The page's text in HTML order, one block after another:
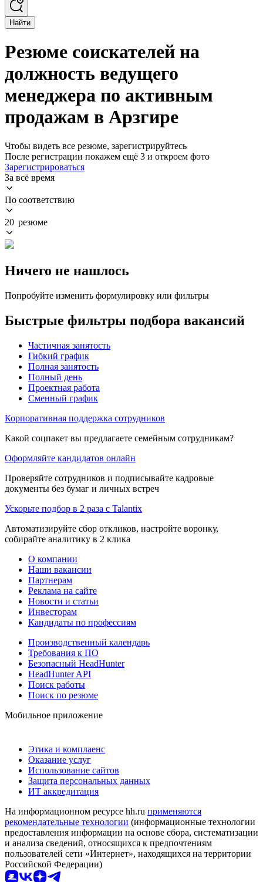
Найти
Резюме соискателей на
должность ведущего
менеджера по активным
продажам в Арзгире
Чтобы видеть все резюме, зарегистрируйтесь
После регистрации покажем ещё 3 и откроем фото
Зарегистрироваться
За всё время
По соответствию
20 резюме
Ничего не нашлось
Попробуйте изменить формулировку или фильтры
Быстрые фильтры подбора вакансий
Частичная занятость
Гибкий график
Полная занятость
Полный день
Проектная работа
Сменный график
Корпоративная поддержка сотрудников
Какой соцпакет вы предлагаете семейным сотрудникам?
Оформляйте кандидатов онлайн
Проверяйте сотрудников и подписывайте кадровые
документы без бумаг и личных встреч
Ускорьте подбор в 2 раза с Talantix
Автоматизируйте сбор откликов, настройте воронку,
собирайте аналитику в 2 клика
О компании
Наши вакансии
Партнерам
Реклама на сайте
Новости и статьи
Инвесторам
Кандидаты по профессиям
Производственный календарь
Требования к ПО
Безопасный HeadHunter
HeadHunter API
Поиск работы
Поиск по резюме
Мобильное приложение
Этика и комплаенс
Оказание услуг
Использование сайтов
Защита персональных данных
ИТ аккредитация
На информационном ресурсе hh.ru применяются
рекомендательные технологии (информационные технологии
предоставления информации на основе сбора, систематизации
и анализа сведений, относящихся к предпочтениям
пользователей сети «Интернет», находящихся на территории
Российской Федерации)